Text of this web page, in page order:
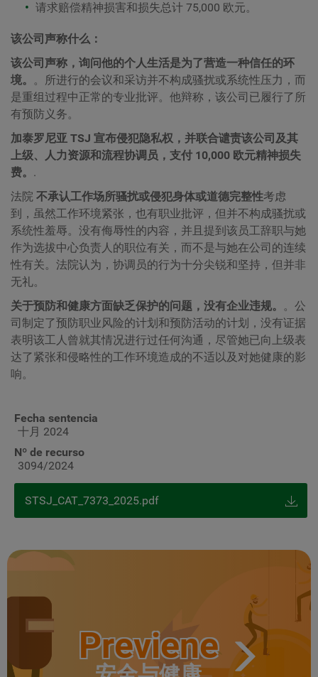
请求赔偿精神损害和损失总计 75,000 欧元。
该公司声称什么：
该公司声称，询问他的个人生活是为了营造一种信任的环
境。 。所进行的会议和采访并不构成骚扰或系统性压力，而
是重组过程中正常的专业批评。他辩称，该公司已履行了所
有预防义务。
加泰罗尼亚 TSJ 宣布侵犯隐私权，并联合谴责该公司及其
上级、人力资源和流程协调员，支付 10,000 欧元精神损失
费。 .
法院 不承认工作场所骚扰或侵犯身体或道德完整性考虑
到，虽然工作环境紧张，也有职业批评，但并不构成骚扰或
系统性羞辱。没有侮辱性的内容，并且提到该员工辞职与她
作为选拔中心负责人的职位有关，而不是与她在公司的连续
性有关。法院认为，协调员的行为十分尖锐和坚持，但并非
无礼。
关于预防和健康方面缺乏保护的问题，没有企业违规。 。公
司制定了预防职业风险的计划和预防活动的计划，没有证据
表明该工人曾就其情况进行过任何沟通，尽管她已向上级表
达了紧张和侵略性的工作环境造成的不适以及对她健康的影
响。
Fecha sentencia
十月 2024
Nº de recurso
3094/2024
STSJ_CAT_7373_2025.pdf
Previene